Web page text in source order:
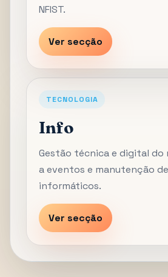
NFIST.
Ver secção
TECNOLOGIA
Info
Gestão técnica e digital do
a eventos e manutenção
informáticos.
Ver secção